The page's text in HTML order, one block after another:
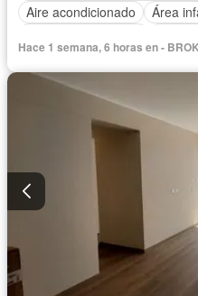
Aire acondicionado
Área
Cochera
Gimnasio
Seguridad
Hace 1 semana, 6 horas en -